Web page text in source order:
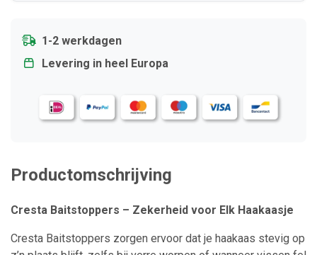
1-2 werkdagen
Levering in heel Europa
Productomschrijving
Cresta Baitstoppers – Zekerheid voor Elk Haakaasje
Cresta Baitstoppers zorgen ervoor dat je haakaas stevig op